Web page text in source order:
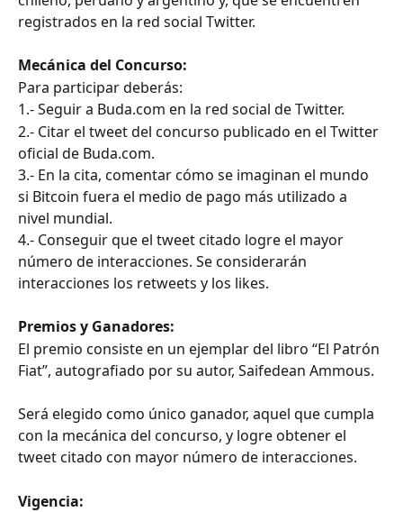
registrados en la red social Twitter.
Mecánica del Concurso:
Para participar deberás:
1.- Seguir a Buda.com en la red social de Twitter.
2.- Citar el tweet del concurso publicado en el Twitter
oficial de Buda.com.
3.- En la cita, comentar cómo se imaginan el mundo
si Bitcoin fuera el medio de pago más utilizado a
nivel mundial.
4.- Conseguir que el tweet citado logre el mayor
número de interacciones. Se considerarán
interacciones los retweets y los likes.
Premios y Ganadores:
El premio consiste en un ejemplar del libro “El Patrón
Fiat”, autografiado por su autor, Saifedean Ammous.
Será elegido como único ganador, aquel que cumpla
con la mecánica del concurso, y logre obtener el
tweet citado con mayor número de interacciones.
Vigencia: